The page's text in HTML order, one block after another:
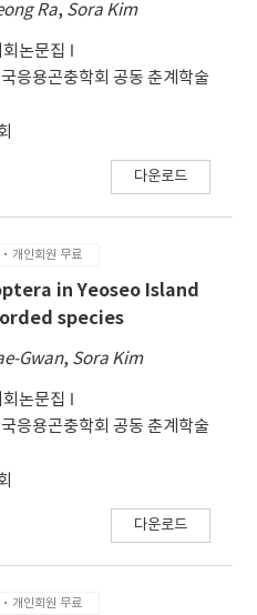
Ra, Sora Kim
논문집
응용곤충학회 공동 춘계학술
다운로드
개인회원 무료
in Yeoseo Island
species
Gwan, Sora Kim
논문집
응용곤충학회 공동 춘계학술
다운로드
개인회원 무료